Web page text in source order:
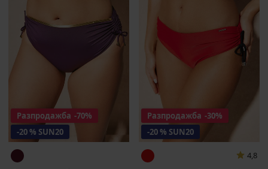
Разпродажба -70%
-20 % SUN20
Разпродажба -30%
-20 % SUN20
4,8